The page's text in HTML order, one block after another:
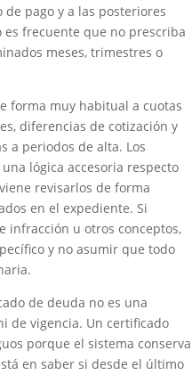
pago y a las posteriores
es frecuente que no prescriba
meses, trimestres o
forma muy habitual a cuotas
diferencias de cotización y
a periodos de alta. Los
lógica accesoria respecto
revisarlos de forma
en el expediente. Si
infracción u otros conceptos,
y no asumir que todo
de deuda no es una
de vigencia. Un certificado
porque el sistema conserva
en saber si desde el último